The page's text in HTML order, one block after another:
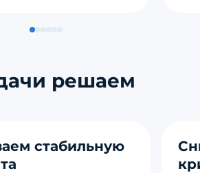
решаем
стабильную